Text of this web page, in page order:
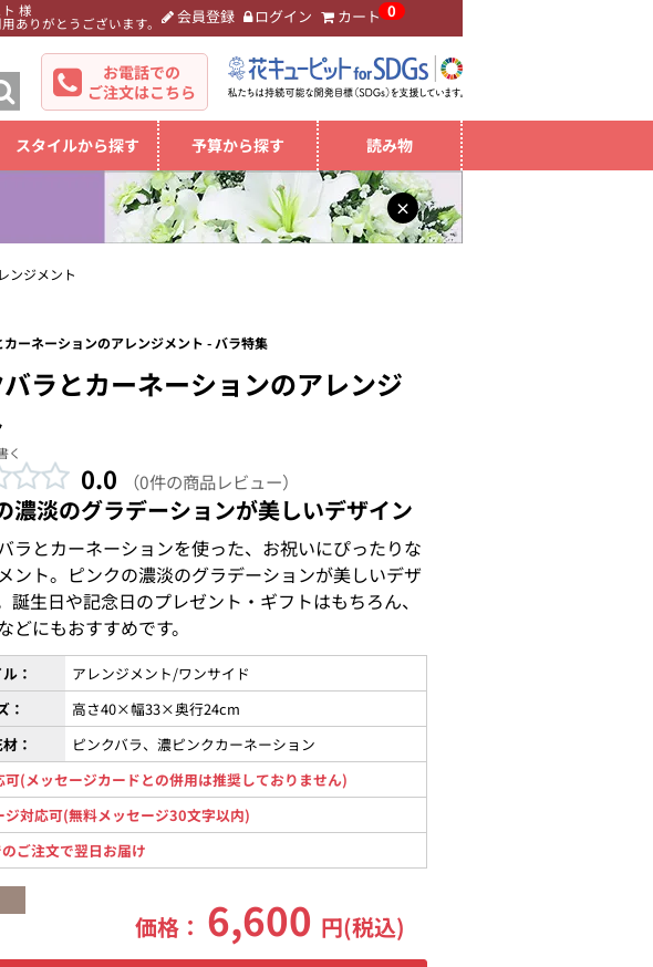
様
ありがとうございます。 会員登録 ログイン カート 0
お電話での
ご注文はこちら
スタイルから探す 予算から探す 読み物
×
ンジメント
カーネーションのアレンジメント - バラ特集
バラとカーネーションのアレンジ
く
0.0 （0件の商品レビュー）
濃淡のグラデーションが美しいデザイン
ラとカーネーションを使った、お祝いにぴったりな
ント。ピンクの濃淡のグラデーションが美しいデザ
誕生日や記念日のプレゼント・ギフトはもちろん、
どにもおすすめです。
：
アレンジメント/ワンサイド
：
高さ40×幅33×奥行24cm
：
ピンクバラ、濃ピンクカーネーション
(メッセージカードとの併用は推奨しておりません)
対応可(無料メッセージ30文字以内)
ご注文で翌日お届け
価格： 6,600 円(税込)